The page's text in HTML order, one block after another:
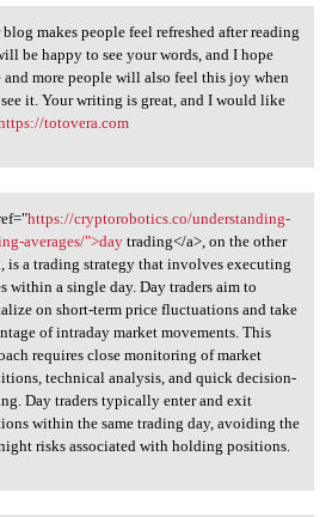
makes people feel
makes people feel refreshed after reading
be happy to see your words, and I hope
and more people will also feel this joy when
it. Your writing is great, and I would like
totovera.com
https://cryptorobotics.co/understanding-
averages/">daytrading</a>, on the other
is a trading strategy that involves executing
within a single day. Day traders aim to
on short-term price fluctuations and take
of intraday market movements. This
requires close monitoring of market
technical analysis, and quick decision-
Day traders typically enter and exit
within the same trading day, avoiding the
risks associated with holding positions.